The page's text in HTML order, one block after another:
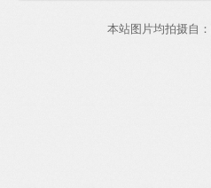
本站图片均拍摄自：